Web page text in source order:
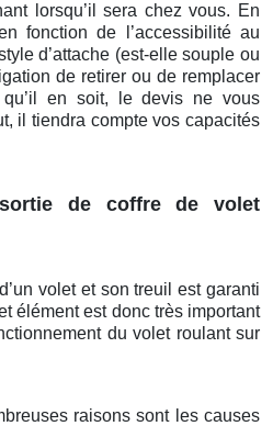
lorsqu’il sera chez vous. En
fonction de l’accessibilité au
d’attache (est-elle souple ou
de retirer ou de remplacer
en soit, le devis ne vous
il tiendra compte vos capacités
de coffre de volet
volet et son treuil est garanti
élément est donc très important
du volet roulant sur
raisons sont les causes